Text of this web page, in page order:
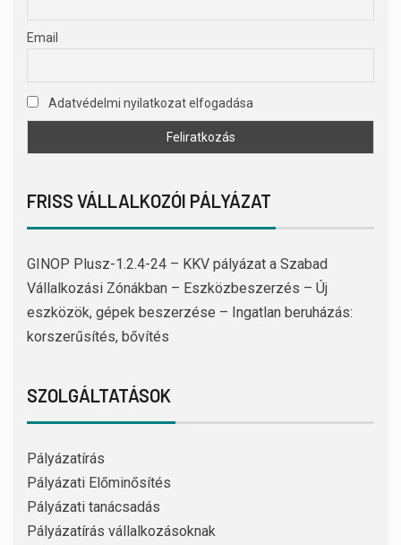
Email
Adatvédelmi nyilatkozat elfogadása
FRISS VÁLLALKOZÓI PÁLYÁZAT
GINOP Plusz-1.2.4-24 – KKV pályázat a Szabad
Vállalkozási Zónákban – Eszközbeszerzés – Új
eszközök, gépek beszerzése – Ingatlan beruházás:
korszerűsítés, bővítés
SZOLGÁLTATÁSOK
Pályázatírás
Pályázati Előminősítés
Pályázati tanácsadás
Pályázatírás vállalkozásoknak